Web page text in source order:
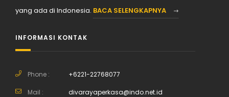
yang ada di Indonesia. BACA SELENGKAPNYA
INFORMASI KONTAK
Phone : +6221-22768077
Mail : divarayaperkasa@indo.net.id